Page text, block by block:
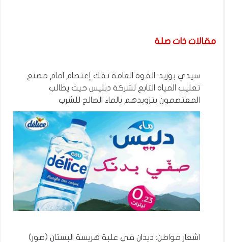
مقالات ذات صلة
سيدي بوزيد: القوة العامة تفك إعتصام امام مصنع
تعليب المياه التابع لشركة ديليس حيث يطالب
المعتصمون بتزويدهم بالماء الصالح للشرب
اشعار مواطن: ديدان في علبة هريسة البستان (صور)